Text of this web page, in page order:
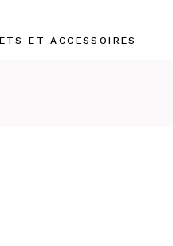
ET ACCESSOIRES
sisal